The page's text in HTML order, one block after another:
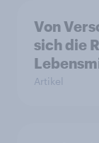
Von
sich die
Artikel